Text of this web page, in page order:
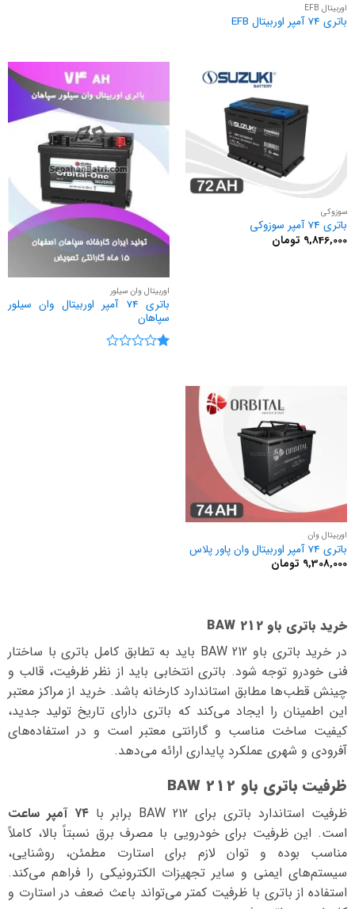
اوربیتال EFB
باتری 74 آمپر اوربیتال EFB
سوزوکی
باتری 74 آمپر سوزوکی
9,846,000 تومان
اوربیتال وان سیلور
باتری 74 آمپر اوربیتال وان سیلور
سپاهان
اوربیتال وان
باتری 74 آمپر اوربیتال وان پاور پلاس
9,308,000 تومان
خرید باتری باو BAW 212
در خرید باتری باو BAW 212 باید به تطابق کامل باتری با ساختار
فنی خودرو توجه شود. باتری انتخابی باید از نظر ظرفیت، قالب و
چینش قطب‌ها مطابق استاندارد کارخانه باشد. خرید از مراکز معتبر
این اطمینان را ایجاد می‌کند که باتری دارای تاریخ تولید جدید،
کیفیت ساخت مناسب و گارانتی معتبر است و در استفاده‌های
آفرودی و شهری عملکرد پایداری ارائه می‌دهد.
ظرفیت باتری باو BAW 212
ظرفیت استاندارد باتری برای BAW 212 برابر با
۷۴ آمپر ساعت
است. این ظرفیت برای خودرویی با مصرف برق نسبتاً بالا، کاملاً
مناسب بوده و توان لازم برای استارت مطمئن، روشنایی،
سیستم‌های ایمنی و سایر تجهیزات الکترونیکی را فراهم می‌کند.
استفاده از باتری با ظرفیت کمتر می‌تواند باعث ضعف در استارت و